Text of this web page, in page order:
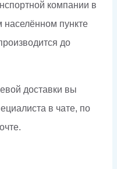
компании в
пункте
до
доставки вы
в чате, по